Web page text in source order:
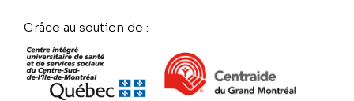
Grâce au soutien de :